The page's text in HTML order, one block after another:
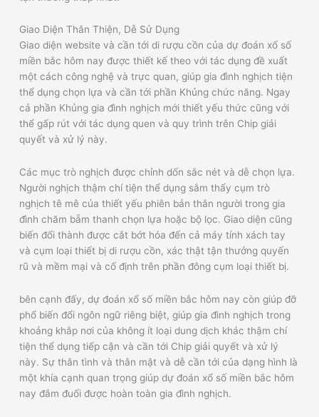
Giao Diện Thân Thiện, Dễ Sử Dụng
Giao diện website và cần tới di rượu cồn của dự đoán xổ số
miền bắc hôm nay được thiết kế theo với tác dụng đề xuất
một cách công nghệ và trực quan, giúp gia đình nghịch tiện
thể dụng chọn lựa và cần tới phần Khủng chức năng. Ngay
cả phần Khủng gia đình nghịch mới thiết yếu thức cũng với
thể gấp rút với tác dụng quen và quy trình trên Chip giải
quyết và xử lý này.
Các mục trò nghịch được chỉnh dốn sắc nét và dễ chọn lựa.
Người nghịch thậm chí tiện thể dụng sắm thấy cụm trò
nghịch tê mê của thiết yếu phiên bản thân người trong gia
đình chăm bẵm thanh chọn lựa hoặc bộ lọc. Giao diện cũng
biến đổi thành được cắt bớt hóa đến cả máy tính xách tay
và cụm loại thiết bị di rượu cồn, xác thật tận thưởng quyến
rũ và mềm mại và cố định trên phần đông cụm loại thiết bị.
bên cạnh đấy, dự đoán xổ số miền bắc hôm nay còn giúp đỡ
phổ biến đổi ngôn ngữ riêng biệt, giúp gia đình nghịch trong
khoảng khắp nơi của không ít loại dung dịch khác thậm chí
tiện thể dụng tiếp cận và cần tới Chip giải quyết và xử lý
này. Sự thân tình và thân mật và dễ cần tới của dạng hình là
một khía cạnh quan trọng giúp dự đoán xổ số miền bắc hôm
nay đắm đuối được hoàn toàn gia đình nghịch.